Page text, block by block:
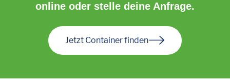
online oder stelle deine Anfrage.
Jetzt Container finden